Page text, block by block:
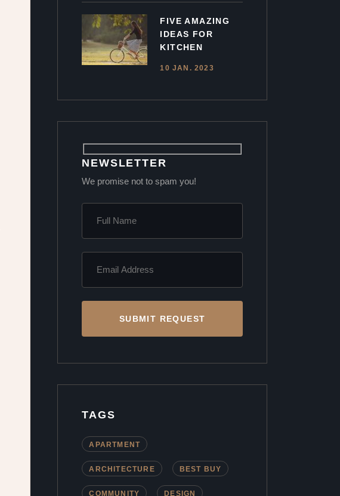
FIVE AMAZING
IDEAS FOR
KITCHEN
10 JAN. 2023
NEWSLETTER
We promise not to spam you!
SUBMIT REQUEST
TAGS
APARTMENT
ARCHITECTURE BEST BUY
COMMUNITY DESIGN